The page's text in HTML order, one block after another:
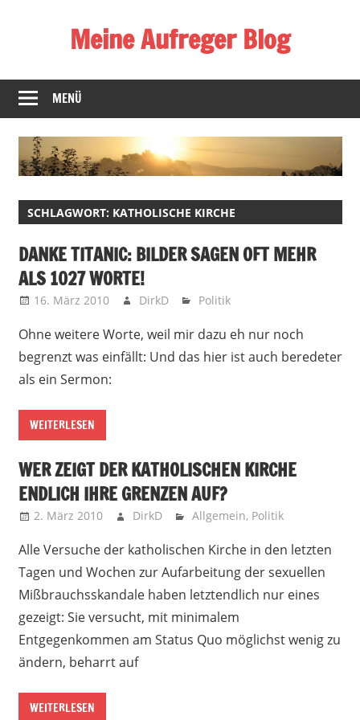
Meine Aufreger Blog
mich
positiv
negativ
aufregt
mir
MENÜ
SCHLAGWORT: KATHOLISCHE KIRCHE
DANKE TITANIC: BILDER SAGEN OFT MEHR
ALS 1027 WORTE!
16. März 2010 DirkD Politik
Ohne weitere Worte, weil mir dazu eh nur noch
begrenzt was einfällt: Und das hier ist auch beredeter
als ein Sermon:
WEITERLESEN
WER ZEIGT DER KATHOLISCHEN KIRCHE
ENDLICH IHRE GRENZEN AUF?
2. März 2010 DirkD Allgemein, Politik
Alle Versuche der katholischen Kirche in den letzten
Tagen und Wochen zur Aufarbeitung der sexuellen
Mißbrauchsskandale haben letztendlich nur eines
gezeigt: Sie versucht, mit minimalem
Entgegenkommen am Status Quo möglichst wenig zu
ändern, beharrt auf
WEITERLESEN